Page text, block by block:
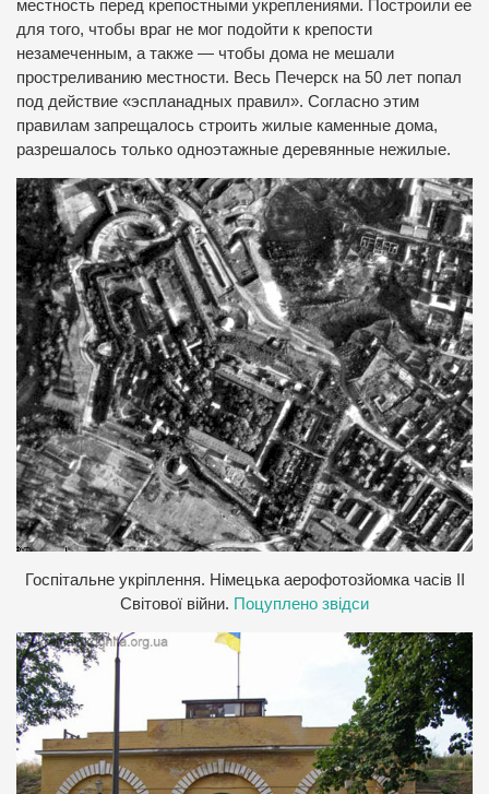
местность перед крепостными укреплениями. Построили ее
для того, чтобы враг не мог подойти к крепости
незамеченным, а также — чтобы дома не мешали
простреливанию местности. Весь Печерск на 50 лет попал
под действие «эспланадных правил». Согласно этим
правилам запрещалось строить жилые каменные дома,
разрешалось только одноэтажные деревянные нежилые.
Госпітальне укріплення. Німецька аерофотозйомка часів ІІ
Світової війни. Поцуплено звідси